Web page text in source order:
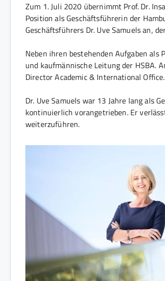
Zum 1. Juli 2020 übernimmt Prof. Dr.
Position als Geschäftsführerin der
Geschäftsführers Dr. Uve Samuels an,
Neben ihren bestehenden Aufgaben
und kaufmännische Leitung der HSBA.
Director Academic & International
Dr. Uve Samuels war 13 Jahre lang als
kontinuierlich vorangetrieben. Er
weiterzuführen.